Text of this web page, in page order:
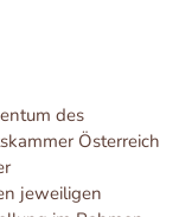
des
Österreich
jeweiligen